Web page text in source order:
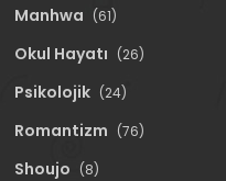
Manhwa (61)
Okul Hayatı (26)
Psikolojik (24)
Romantizm (76)
Shoujo (8)